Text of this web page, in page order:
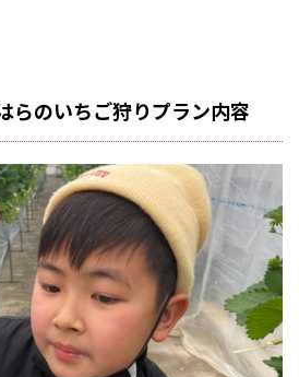
らのいちご狩りプラン内容